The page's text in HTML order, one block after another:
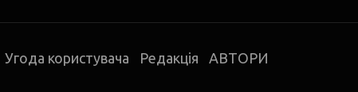
Угода користувача Редакція АВТОРИ